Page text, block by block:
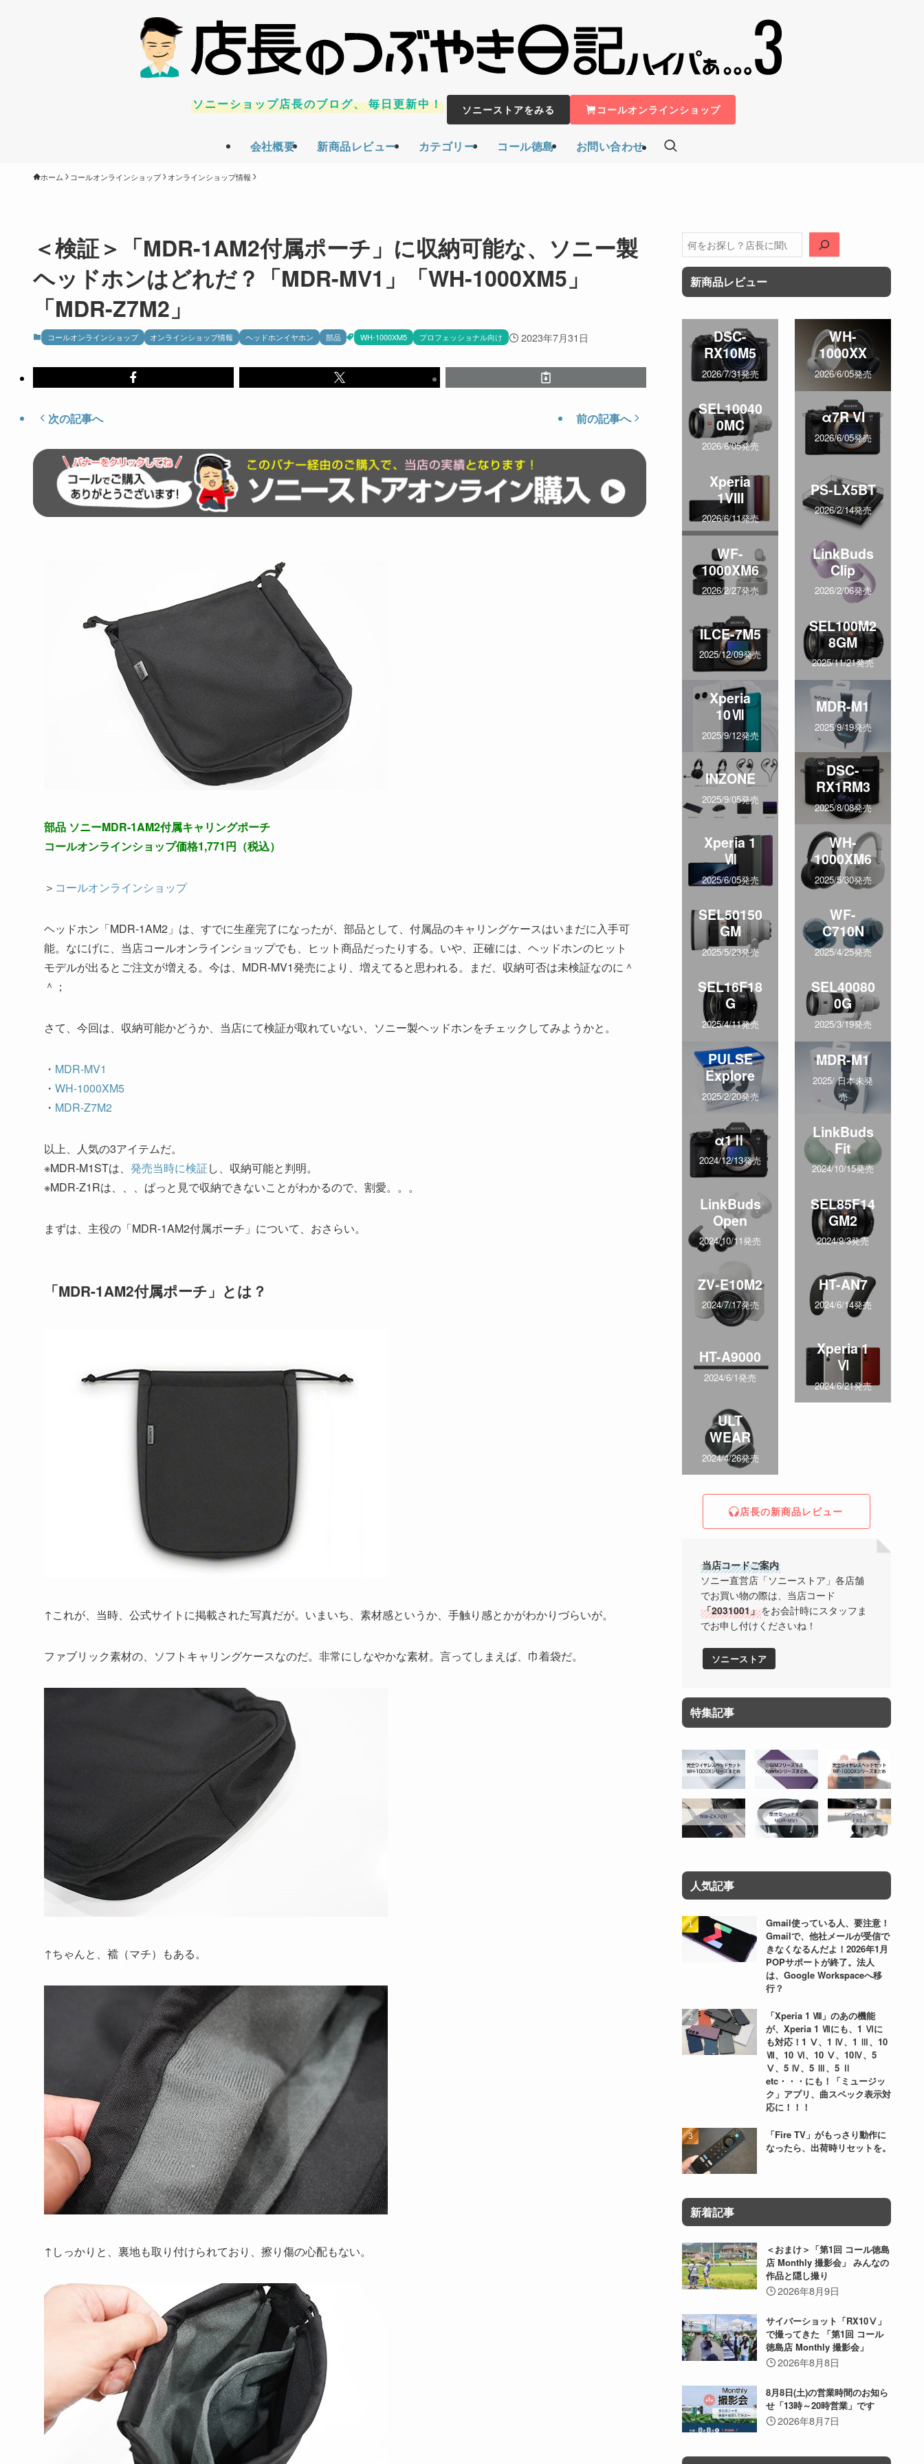
会社概要 新商品レビュー カテゴリー コール徳島 お問い合わせ
ソニーショップ店長のブログ、毎日更新中！ ソニーストアをみる コールオンラインショップ
ホーム コールオンラインショップ オンラインショップ情報
＜検証＞「MDR-1AM2付属ポーチ」に収納可能な、ソニー製
ヘッドホンはどれだ？「MDR-MV1」「WH-1000XM5」
「MDR-Z7M2」
コールオンラインショップ オンラインショップ情報 ヘッドホンイヤホン 部品 WH-1000XM5 プロフェッショナル向け 2023年7月31日
次の記事へ 前の記事へ
部品 ソニーMDR-1AM2付属キャリングポーチ
コールオンラインショップ価格1,771円（税込）
＞ コールオンラインショップ
ヘッドホン「MDR-1AM2」は、すでに生産完了になったが、部品として、付属品のキャリングケースはいまだに入手可
能。なにげに、当店コールオンラインショップでも、ヒット商品だったりする。いや、正確には、ヘッドホンのヒット
モデルが出るとご注文が増える。今は、MDR-MV1発売により、増えてると思われる。まだ、収納可否は未検証なのに＾
＾；
さて、今回は、収納可能かどうか、当店にて検証が取れていない、ソニー製ヘッドホンをチェックしてみようかと。
・ MDR-MV1
・ WH-1000XM5
・ MDR-Z7M2
以上、人気の3アイテムだ。
※MDR-M1STは、 発売当時に検証し、収納可能と判明。
※MDR-Z1Rは、、、ぱっと見で収納できないことがわかるので、割愛。。。
まずは、主役の「MDR-1AM2付属ポーチ」について、おさらい。
「MDR-1AM2付属ポーチ」とは？
↑これが、当時、公式サイトに掲載された写真だが。いまいち、素材感というか、手触り感とかがわかりづらいが。
ファブリック素材の、ソフトキャリングケースなのだ。非常にしなやかな素材。言ってしまえば、巾着袋だ。
↑ちゃんと、襠（マチ）もある。
↑しっかりと、裏地も取り付けられており、擦り傷の心配もない。
検
索
新商品レビュー
DSC-
RX10M5
2026/7/31発売
WH-
1000XX
2026/6/05発売
SEL10040
0MC
2026/6/05発売
α7R VI
2026/6/05発売
Xperia
1VIII
2026/6/11発売
PS-LX5BT
2026/2/14発売
WF-
1000XM6
2026/2/27発売
LinkBuds
Clip
2026/2/06発売
ILCE-7M5
2025/12/09発売
SEL100M2
8GM
2025/11/21発売
Xperia
10Ⅶ
2025/9/12発売
MDR-M1
2025/9/19発売
INZONE
2025/9/05発売
DSC-
RX1RM3
2025/8/08発売
Xperia 1
Ⅶ
2025/6/05発売
WH-
1000XM6
2025/5/30発売
SEL50150
GM
2025/5/23発売
WF-
C710N
2025/4/25発売
SEL16F18
G
2025/4/11発売
SEL40080
0G
2025/3/19発売
PULSE
Explore
2025/2/20発売
MDR-M1
2025/ 日本未発
売
α1Ⅱ
2024/12/13発売
LinkBuds
Fit
2024/10/15発売
LinkBuds
Open
2024/10/11発売
SEL85F14
GM2
2024/9/3発売
ZV-E10M2
2024/7/17発売
HT-AN7
2024/6/14発売
HT-A9000
2024/6/1発売
Xperia 1
Ⅵ
2024/6/21発売
ULT
WEAR
2024/4/26発売
店長の新商品レビュー
当店コードご案内
ソニー直営店「ソニーストア」各店舗
でお買い物の際は、当店コード
「2031001」をお会計時にスタッフま
でお申し付けくださいね！
ソニーストア
特集記事
人気記事
Gmail使っている人、要注意！
Gmailで、他社メールが受信で
きなくなるんだよ！2026年1月
POPサポートが終了。法人
は、Google Workspaceへ移
行？
「Xperia 1 Ⅷ」のあの機能
が、Xperia 1 Ⅶにも、1 Ⅵに
も対応！1 Ⅴ、1 Ⅳ、1 Ⅲ、10
Ⅶ、10 Ⅵ、10 Ⅴ、10Ⅳ、5
Ⅴ、5 Ⅳ、5 Ⅲ、5 Ⅱ
etc・・・にも！「ミュージッ
ク」アプリ、曲スペック表示対
応に！！！
「Fire TV」がもっさり動作に
なったら、出荷時リセットを。
新着記事
＜おまけ＞「第1回 コール徳島
店 Monthly 撮影会」 みんなの
作品と隠し撮り
2026年8月9日
サイバーショット「RX10Ⅴ」
で撮ってきた 「第1回 コール
徳島店 Monthly 撮影会」
2026年8月8日
8月8日(土)の営業時間のお知ら
せ「13時～20時営業」です
2026年8月7日